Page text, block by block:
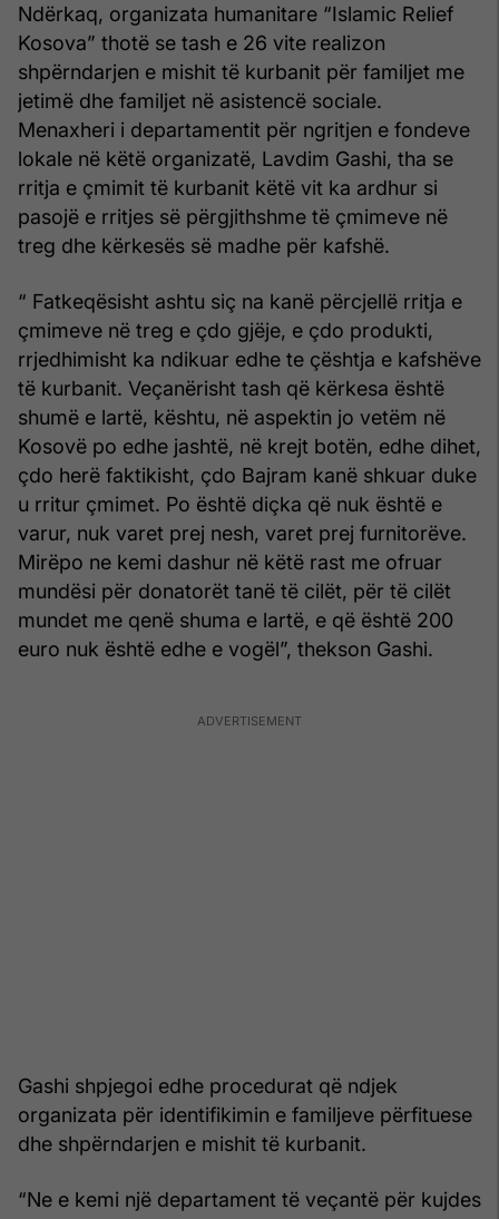
Ndërkaq, organizata humanitare “Islamic Relief
Kosova” thotë se tash e 26 vite realizon
shpërndarjen e mishit të kurbanit për familjet me
jetimë dhe familjet në asistencë sociale.
Menaxheri i departamentit për ngritjen e fondeve
lokale në këtë organizatë, Lavdim Gashi, tha se
rritja e çmimit të kurbanit këtë vit ka ardhur si
pasojë e rritjes së përgjithshme të çmimeve në
treg dhe kërkesës së madhe për kafshë.
“ Fatkeqësisht ashtu siç na kanë përcjellë rritja e
çmimeve në treg e çdo gjëje, e çdo produkti,
rrjedhimisht ka ndikuar edhe te çështja e kafshëve
të kurbanit. Veçanërisht tash që kërkesa është
shumë e lartë, kështu, në aspektin jo vetëm në
Kosovë po edhe jashtë, në krejt botën, edhe dihet,
çdo herë faktikisht, çdo Bajram kanë shkuar duke
u rritur çmimet. Po është diçka që nuk është e
varur, nuk varet prej nesh, varet prej furnitorëve.
Mirëpo ne kemi dashur në këtë rast me ofruar
mundësi për donatorët tanë të cilët, për të cilët
mundet me qenë shuma e lartë, e që është 200
euro nuk është edhe e vogël”, thekson Gashi.
Gashi shpjegoi edhe procedurat që ndjek
organizata për identifikimin e familjeve përfituese
dhe shpërndarjen e mishit të kurbanit.
“Ne e kemi një departament të veçantë për kujdes